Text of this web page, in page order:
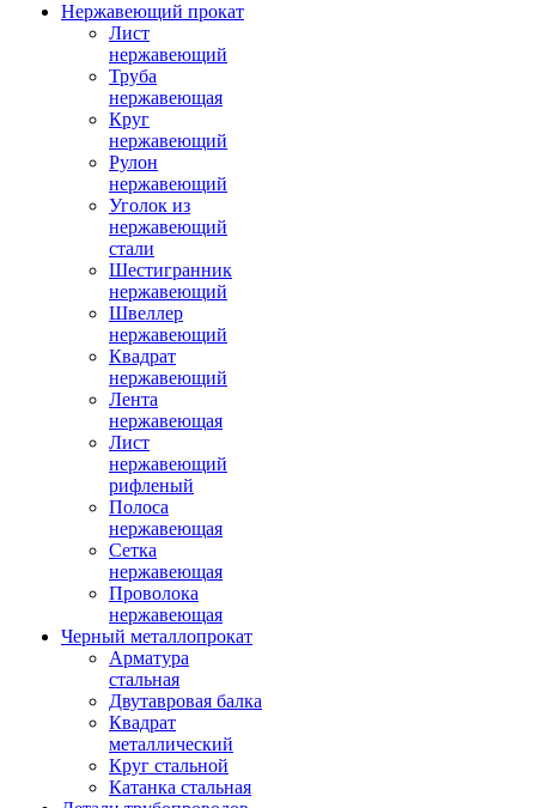
Нержавеющий прокат
Лист
нержавеющий
Труба
нержавеющая
Круг
нержавеющий
Рулон
нержавеющий
Уголок из
нержавеющий
стали
Шестигранник
нержавеющий
Швеллер
нержавеющий
Квадрат
нержавеющий
Лента
нержавеющая
Лист
нержавеющий
рифленый
Полоса
нержавеющая
Сетка
нержавеющая
Проволока
нержавеющая
Черный металлопрокат
Арматура
стальная
Двутавровая балка
Квадрат
металлический
Круг стальной
Катанка стальная